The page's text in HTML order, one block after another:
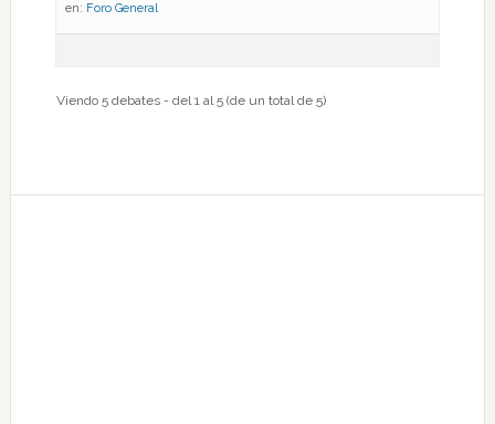
en: Foro General
Viendo 5 debates - del 1 al 5 (de un total de 5)